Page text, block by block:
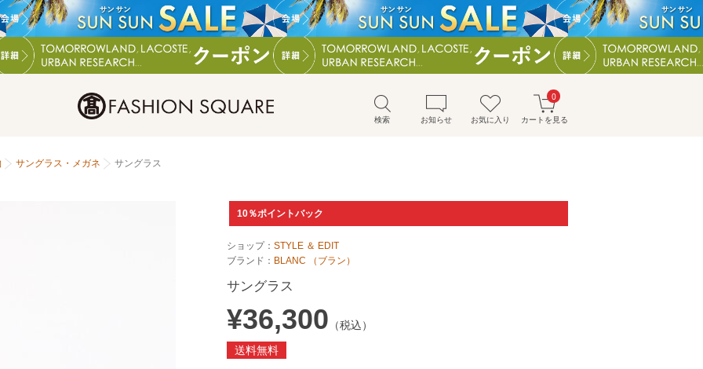
検索 お知らせ お気に入り カートを見る
0
サングラス・メガネ サングラス
10％ポイントバック
ショップ： STYLE ＆ EDIT
ブランド： BLANC （ブラン）
サングラス
¥36,300 （税込）
送料無料